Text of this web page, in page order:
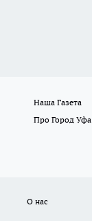
Наша Газета
Про Город Уфа
О нас